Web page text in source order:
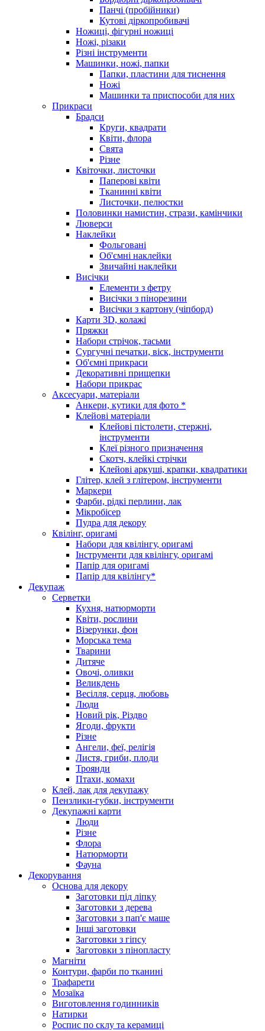
Панчі (пробійники)
Кутові діркопробивачі
Ножиці, фігурні ножиці
Ножі, різаки
Різні інструменти
Машинки, ножі, папки
Папки, пластини для тиснення
Ножі
Машинки та приспособи для них
Прикраси
Брадси
Круги, квадрати
Квіти, флора
Свята
Різне
Квіточки, листочки
Паперові квіти
Тканинні квіти
Листочки, пелюстки
Половинки намистин, стрази, камінчики
Люверси
Наклейки
Фольговані
Об'ємні наклейки
Звичайні наклейки
Висічки
Елементи з фетру
Висічки з пінорезини
Висічки з картону (чіпборд)
Карти 3D, колажі
Пряжки
Набори стрічок, тасьми
Сургучні печатки, віск, інструменти
Об'ємні прикраси
Декоративні прищепки
Набори прикрас
Аксесуари, матеріали
Анкери, кутики для фото *
Клейові матеріали
Клейові пістолети, стержні,
інструменти
Клеї різного призначення
Скотч, клейкі стрічки
Клейові аркуші, крапки, квадратики
Глітер, клей з глітером, інструменти
Маркери
Фарби, рідкі перлини, лак
Мікробісер
Пудра для декору
Квілінг, оригамі
Набори для квілінгу, оригамі
Інструменти для квілінгу, оригамі
Папір для оригамі
Папір для квілінгу*
Декупаж
Серветки
Кухня, натюрморти
Квіти, рослини
Візерунки, фон
Морська тема
Тварини
Дитяче
Овочі, оливки
Великдень
Весілля, серця, любовь
Люди
Новий рік, Різдво
Ягоди, фрукти
Різне
Ангели, феї, релігія
Листя, гриби, плоди
Троянди
Птахи, комахи
Клей, лак для декупажу
Пензлики-губки, інструменти
Декупажні карти
Люди
Різне
Флора
Натюрморти
Фауна
Декорування
Основа для декору
Заготовки під ліпку
Заготовки з дерева
Заготовки з пап'є маше
Інші заготовки
Заготовки з гіпсу
Заготовки з пінопласту
Магніти
Контури, фарби по тканині
Трафарети
Мозаїка
Виготовлення годинників
Натирки
Роспис по склу та керамиці